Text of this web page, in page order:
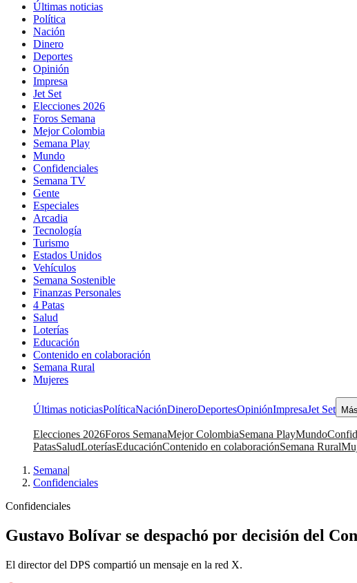
Últimas noticias
Política
Nación
Dinero
Deportes
Opinión
Impresa
Jet Set
Elecciones 2026
Foros Semana
Mejor Colombia
Semana Play
Mundo
Confidenciales
Semana TV
Gente
Especiales
Arcadia
Tecnología
Turismo
Estados Unidos
Vehículos
Semana Sostenible
Finanzas Personales
4 Patas
Salud
Loterías
Educación
Contenido en colaboración
Semana Rural
Mujeres
Últimas noticiasPolíticaNaciónDineroDeportesOpiniónImpresaJet Set Más
Elecciones 2026Foros SemanaMejor ColombiaSemana PlayMundo
PatasSaludLoteríasEducaciónContenido en colaboraciónSemana Rural
Semana|
Confidenciales
Confidenciales
Gustavo Bolívar se despachó por decisión del
El director del DPS compartió un mensaje en la red X.